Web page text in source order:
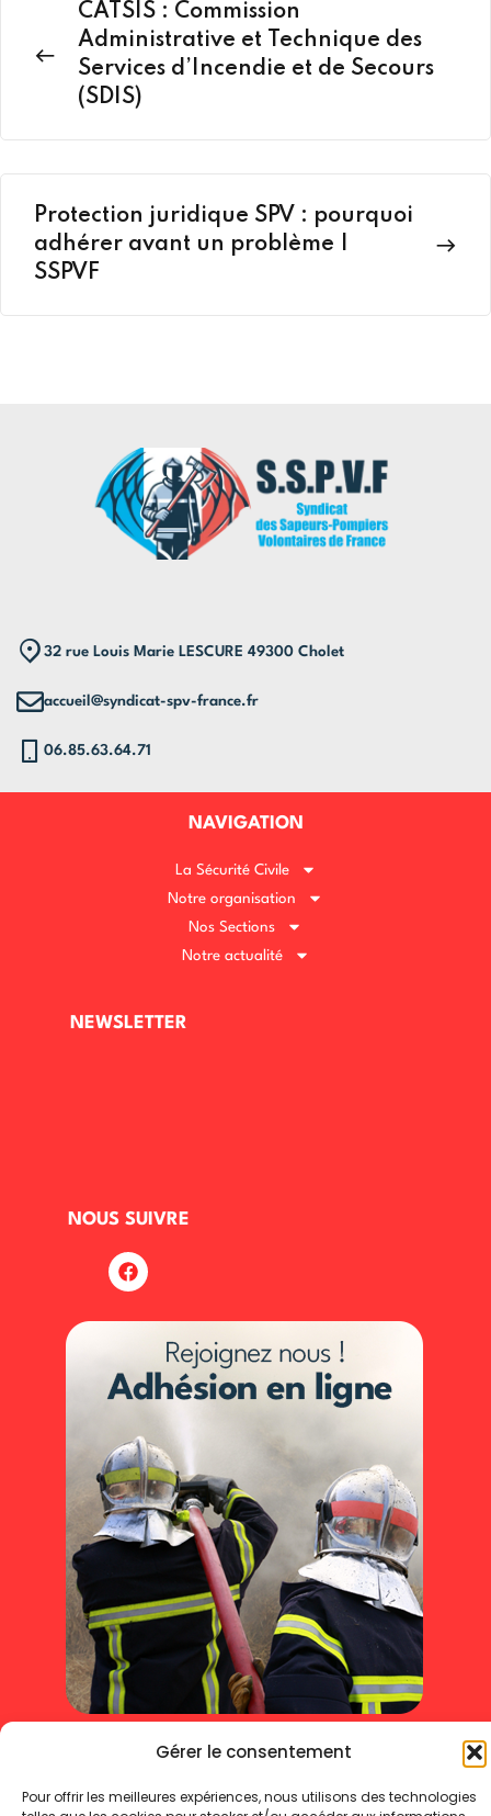
Gérer le consentement
Pour offrir les meilleures expériences, nous utilisons des technologies
CATSIS : Commission
Administrative et Technique des
Services d’Incendie et de Secours
(SDIS)
Protection juridique SPV : pourquoi
adhérer avant un problème |
SSPVF
32 rue Louis Marie LESCURE 49300 Cholet
accueil@syndicat-spv-france.fr
06.85.63.64.71
NAVIGATION
La Sécurité Civile
Notre organisation
Nos Sections
Notre actualité
NEWSLETTER
NOUS SUIVRE
Mentions légales
Politique de cookies